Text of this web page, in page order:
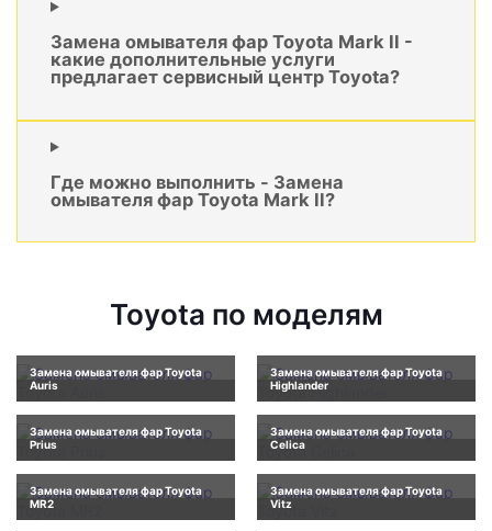
Замена омывателя фар Toyota Mark II -
какие дополнительные услуги
предлагает сервисный центр Toyota?
Где можно выполнить - Замена
омывателя фар Toyota Mark II?
Toyota по моделям
Замена омывателя фар Toyota
Auris
Замена омывателя фар Toyota
Highlander
Замена омывателя фар Toyota
Prius
Замена омывателя фар Toyota
Celica
Замена омывателя фар Toyota
MR2
Замена омывателя фар Toyota
Vitz